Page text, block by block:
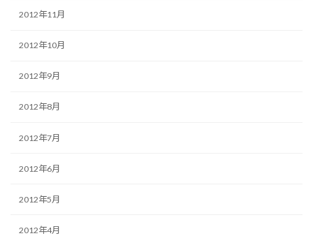
2012年11月
2012年10月
2012年9月
2012年8月
2012年7月
2012年6月
2012年5月
2012年4月